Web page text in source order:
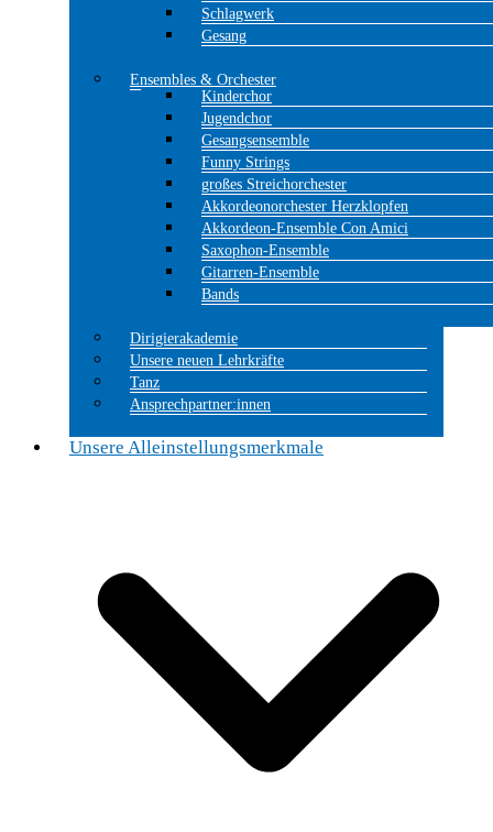
Schlagwerk
Gesang
Ensembles & Orchester
Kinderchor
Jugendchor
Gesangsensemble
Funny Strings
großes Streichorchester
Akkordeonorchester Herzklopfen
Akkordeon-Ensemble Con Amici
Saxophon-Ensemble
Gitarren-Ensemble
Bands
Dirigierakademie
Unsere neuen Lehrkräfte
Tanz
Ansprechpartner:innen
Unsere Alleinstellungsmerkmale